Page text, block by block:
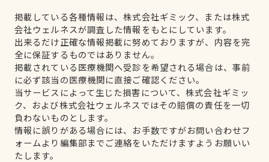
掲載している各種情報は、株式会社ギミック、または株式
会社ウェルネスが調査した情報をもとにしています。
出来るだけ正確な情報掲載に努めておりますが、内容を完
全に保証するものではありません。
掲載されている医療機関へ受診を希望される場合は、事前
に必ず該当の医療機関に直接ご確認ください。
当サービスによって生じた損害について、株式会社ギミッ
ク、および株式会社ウェルネスではその賠償の責任を一切
負わないものとします。
情報に誤りがある場合には、お手数ですがお問い合わせフ
ォームより編集部までご連絡をいただけますようお願いい
たします。